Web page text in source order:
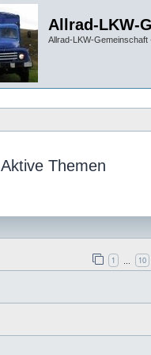
Allrad-LKW-
Allrad-LKW-
Aktive Themen
1 10